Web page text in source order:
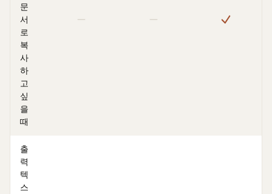
문
서
로
복
사
하
고
싶
을
때
출
력
텍
스